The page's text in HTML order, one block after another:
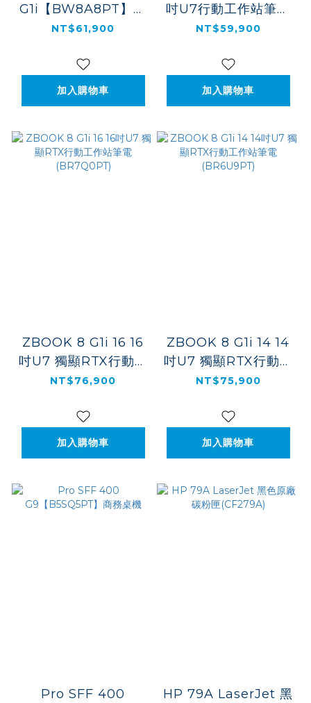
G1i【BW8A8PT】工
作站桌機
NT$61,900
加入購物車
吋U7行動工作站筆電
(BR7K6PT)
NT$59,900
加入購物車
ZBOOK 8 G1i 16 16
吋U7 獨顯RTX行動工
作站筆電
NT$76,900
加入購物車
ZBOOK 8 G1i 14 14
吋U7 獨顯RTX行動工
作站筆電 (BR6U9PT)
NT$75,900
加入購物車
Pro SFF 400 HP 79A LaserJet 黑